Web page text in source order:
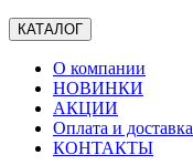
КАТАЛОГ
О компании
НОВИНКИ
АКЦИИ
Оплата и доставка
КОНТАКТЫ